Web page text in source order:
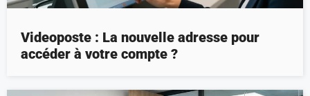
Videoposte : La nouvelle adresse pour
accéder à votre compte ?